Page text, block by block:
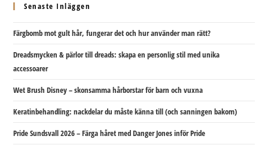
Senaste Inläggen
Färgbomb mot gult hår, fungerar det och hur använder man rätt?
Dreadsmycken & pärlor till dreads: skapa en personlig stil med unika
accessoarer
Wet Brush Disney – skonsamma hårborstar för barn och vuxna
Keratinbehandling: nackdelar du måste känna till (och sanningen bakom)
Pride Sundsvall 2026 – Färga håret med Danger Jones inför Pride